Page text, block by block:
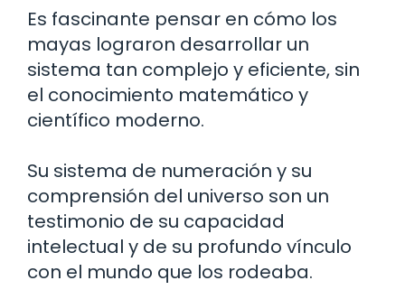
Es fascinante pensar en cómo los
mayas lograron desarrollar un
sistema tan complejo y eficiente, sin
el conocimiento matemático y
científico moderno.
Su sistema de numeración y su
comprensión del universo son un
testimonio de su capacidad
intelectual y de su profundo vínculo
con el mundo que los rodeaba.